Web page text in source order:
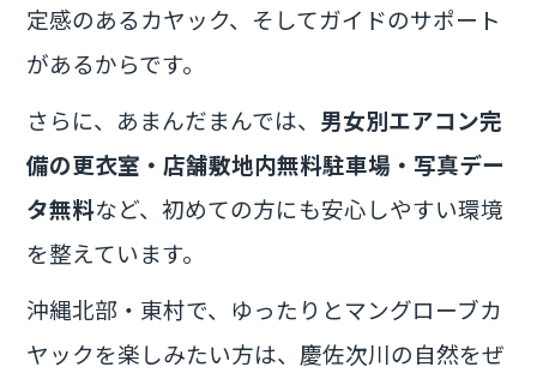
定感のあるカヤック、そしてガイドのサポート
があるからです。
さらに、あまんだまんでは、 男女別エアコン完
備の更衣室・店舗敷地内無料駐車場・写真デー
タ無料など、初めての方にも安心しやすい環境
を整えています。
沖縄北部・東村で、ゆったりとマングローブカ
ヤックを楽しみたい方は、慶佐次川の自然をぜ